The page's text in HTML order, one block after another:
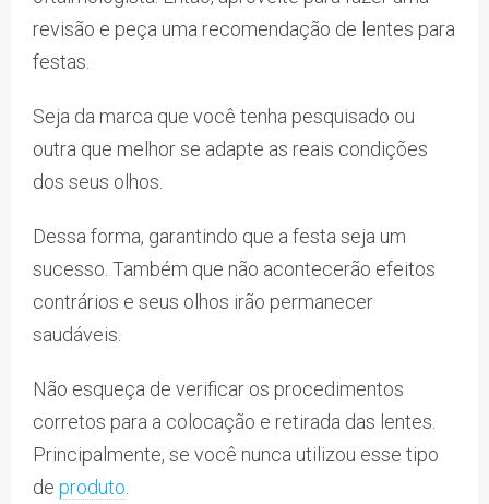
revisão e peça uma recomendação de lentes para
festas.
Seja da marca que você tenha pesquisado ou
outra que melhor se adapte as reais condições
dos seus olhos.
Dessa forma, garantindo que a festa seja um
sucesso. Também que não acontecerão efeitos
contrários e seus olhos irão permanecer
saudáveis.
Não esqueça de verificar os procedimentos
corretos para a colocação e retirada das lentes.
Principalmente, se você nunca utilizou esse tipo
de produto